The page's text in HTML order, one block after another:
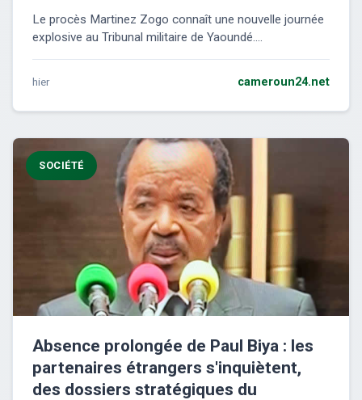
Le procès Martinez Zogo connaît une nouvelle journée
explosive au Tribunal militaire de Yaoundé....
hier cameroun24.net
SOCIÉTÉ
Absence prolongée de Paul Biya : les
partenaires étrangers s'inquiètent,
des dossiers stratégiques du